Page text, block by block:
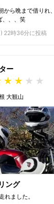
から晩まで借りれ
、、、笑
22時36分に投稿
ー
★
★
★
★
大観山
ング
れました。